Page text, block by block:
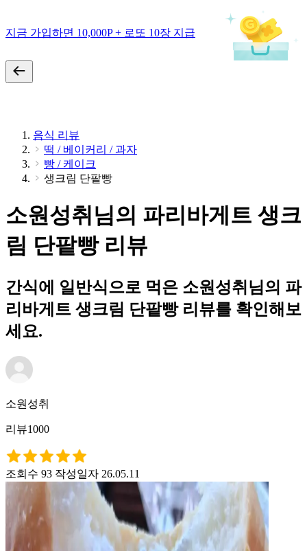
지금 가입하면 10,000P + 로또 10장 지급
음식 리뷰
떡 / 베이커리 / 과자
빵 / 케이크
생크림 단팥빵
소원성취님의 파리바게트 생크
림 단팥빵 리뷰
간식에 일반식으로 먹은 소원성취님의 파
리바게트 생크림 단팥빵 리뷰를 확인해보
세요.
소원성취
리뷰1000
조회수 93 작성일자 26.05.11